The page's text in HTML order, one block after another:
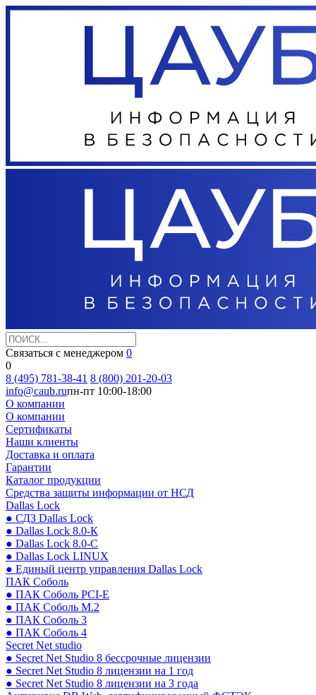
Связаться с менеджером 0
0
8 (495) 781-38-41 8 (800) 201-20-03
info@caub.ruпн-пт 10:00-18:00
О компании
О компании
Сертификаты
Наши клиенты
Доставка и оплата
Гарантии
Каталог продукции
Средства защиты информации от НСД
Dallas Lock
● СДЗ Dallas Lock
● Dallas Lock 8.0-К
● Dallas Lock 8.0-С
● Dallas Lock LINUX
● Единый центр управления Dallas Lock
ПАК Соболь
● ПАК Соболь PCI-E
● ПАК Соболь М.2
● ПАК Соболь 3
● ПАК Соболь 4
Secret Net studio
● Secret Net Studio 8 бессрочные лицензии
● Secret Net Studio 8 лицензии на 1 год
● Secret Net Studio 8 лицензии на 3 года